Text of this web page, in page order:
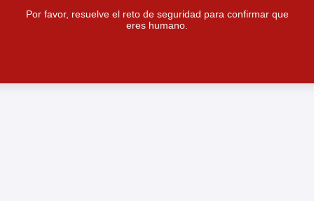
Por favor, resuelve el reto de seguridad para confirmar que
eres humano.